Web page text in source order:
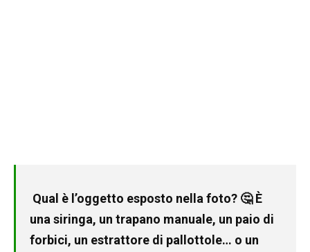
Qual è l’oggetto esposto nella foto? 🤔 È
una siringa, un trapano manuale, un paio di
forbici, un estrattore di pallottole… o un